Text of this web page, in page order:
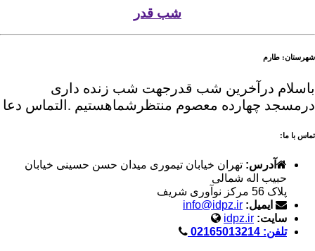
شب قدر
شهرستان: طارم
باسلام درآخرین شب قدرجهت شب زنده داری
درمسجد چهارده معصوم منتظرشماهستیم .التماس دعا
تماس با ما:
آدرس: تهران خیابان تیموری میدان حسن حسینی خیابان
حبیب اله شمالی
پلاک 56 مرکز نوآوری شریف
ایمیل: info@idpz.ir
سایت: idpz.ir
تلفن: 02165013214